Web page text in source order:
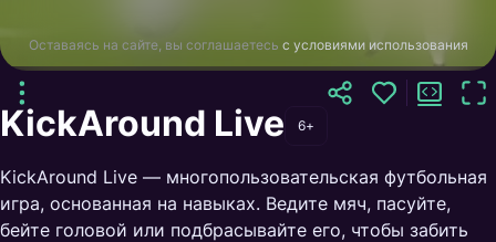
Оставаясь на сайте, вы соглашаетесь с условиями использования
KickAround Live 6+
KickAround Live — многопользовательская футбольная
игра, основанная на навыках. Ведите мяч, пасуйте,
бейте головой или подбрасывайте его, чтобы забить